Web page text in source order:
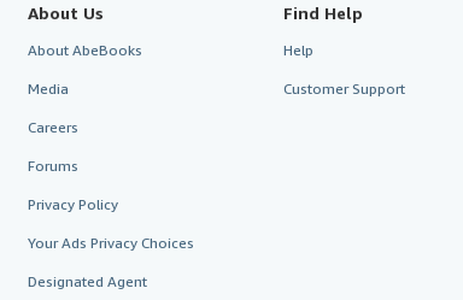
About Us
About AbeBooks
Media
Careers
Forums
Privacy Policy
Your Ads Privacy Choices
Designated Agent
Find Help
Help
Customer Support